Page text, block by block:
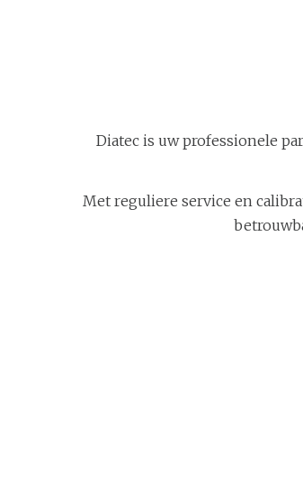
Diatec is uw professionele
Met reguliere service en